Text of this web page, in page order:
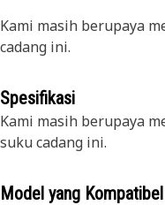
Kami masih berupaya
cadang ini.
Spesifikasi
Kami masih berupaya
suku cadang ini.
Model yang Kompatibel